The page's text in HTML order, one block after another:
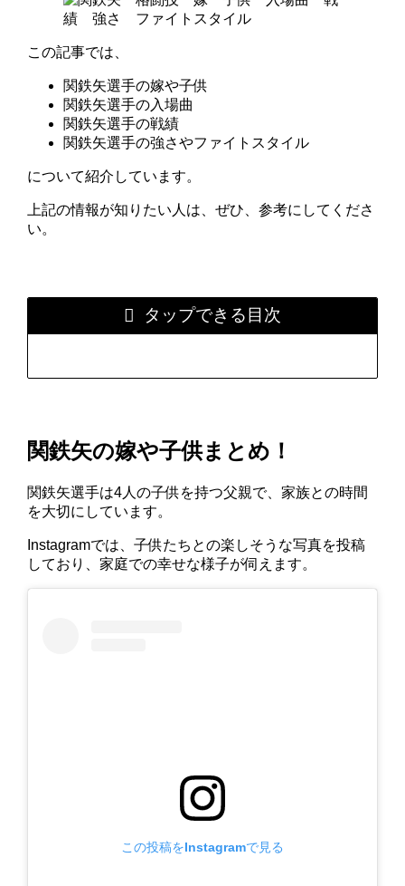
この記事では、
関鉄矢選手の嫁や子供
関鉄矢選手の入場曲
関鉄矢選手の戦績
関鉄矢選手の強さやファイトスタイル
について紹介しています。
上記の情報が知りたい人は、ぜひ、参考にしてくださ
い。
タップできる目次
関鉄矢の嫁や子供まとめ！
関鉄矢選手は4人の子供を持つ父親で、家族との時間
を大切にしています。
Instagramでは、子供たちとの楽しそうな写真を投稿
しており、家庭での幸せな様子が伺えます。
この投稿をInstagramで見る